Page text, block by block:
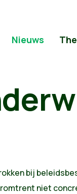
Nieuws
bij
niet